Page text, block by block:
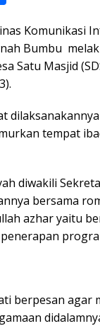
ar
e
Komunikasi
Bumbu
Satu Masjid
tempat
diwakili
bersama
azhar yaitu
berpesan agar